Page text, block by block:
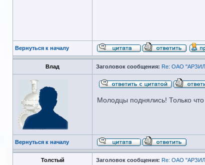
Вернуться к началу
Влад Заголовок сообщения: Re: ОАО "АРЗИЛ"
Молодцы поднялись! Только
Вернуться к началу
Толстый Заголовок сообщения: Re: ОАО "АРЗИЛ"